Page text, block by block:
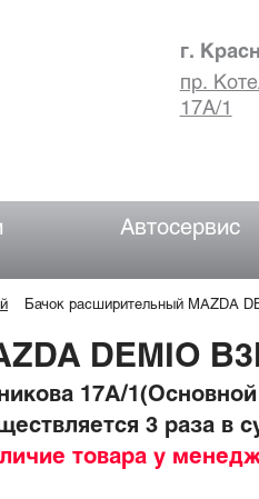
г.
пр.
17А/1
Автосервис
Бачок расширительный MAZDA
DEMIO
17А/
3 раза в
товара у